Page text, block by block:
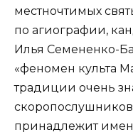
местночтимых
по агиографии,
Илья Семененко-
«феномен культа
традиции очень
принадлежит